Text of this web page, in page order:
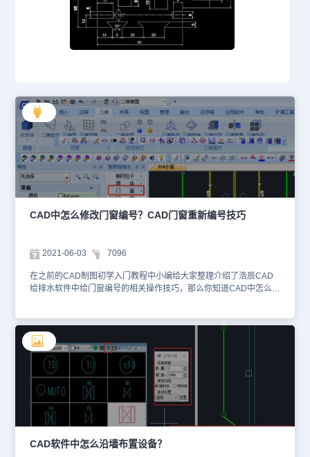
CAD中怎么修改门窗编号？CAD门窗重新编号技巧
2021-06-03 7096
在之前的CAD制图初学入门教程中小编给大家整理介绍了浩辰CAD
给排水软件中给门窗编号的相关操作技巧，那么你知道CAD中怎么对
程吧！CAD门窗重新编号的操作步骤：首先打开浩辰CAD给排水软
件，然后在左侧【浩辰给排水】工具箱中找到并依次点击【建筑设
计】—【门窗】—【门窗编号】。如下图所示：执行命令后，命令行
提示如下：请选择需要改编号的门窗的范围：用CAD的任何选择方式
选取门窗编号范围；请选择需要改编号的门窗的范围：回车结束选
择；请输入新的门窗编号(删除编号请输入NULL)<M1521>：据原有
门窗编号作为默认值，输入新编号或者NUL删除原有编号。注意：转
角窗的默认编号规则为ZJC1、ZJC2...，带形窗为DC1、DC2...由用
户根据具体情况自行修改。本篇CAD制图初学入门教程小编给大家整
理介绍了浩辰CAD给排水软件中给CAD门窗重新编号的相关操作技
巧，是不是很实用呢？对此感兴趣的小伙伴可以访问浩辰CAD软件官
CAD软件中怎么沿墙布置设备？